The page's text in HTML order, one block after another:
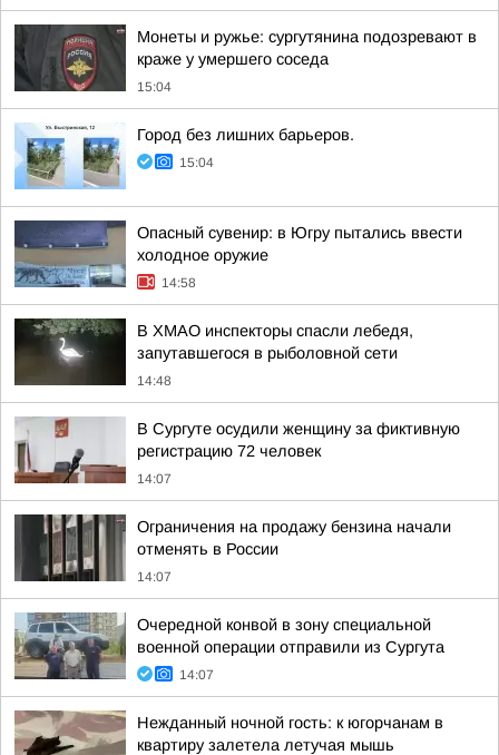
Монеты и ружье: сургутянина подозревают в
краже у умершего соседа
15:04
Город без лишних барьеров.
15:04
Опасный сувенир: в Югру пытались ввести
холодное оружие
14:58
В ХМАО инспекторы спасли лебедя,
запутавшегося в рыболовной сети
14:48
В Сургуте осудили женщину за фиктивную
регистрацию 72 человек
14:07
Ограничения на продажу бензина начали
отменять в России
14:07
Очередной конвой в зону специальной
военной операции отправили из Сургута
14:07
Нежданный ночной гость: к югорчанам в
квартиру залетела летучая мышь